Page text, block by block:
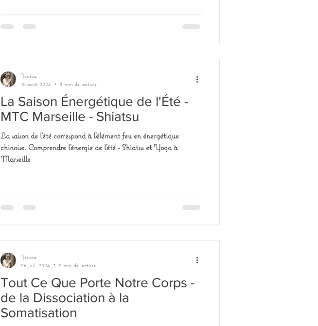
La Saison Énergétique de l'Été -
MTC Marseille - Shiatsu
La saison de l'été correspond à l'élément feu en énergétique
chinoise. Comprendre l'énergie de l'été - Shiatsu et Yoga à
Marseille
Jessica
10 août 2024
3 min de lecture
Tout Ce Que Porte Notre Corps -
de la Dissociation à la
Somatisation
Jessica
26 juil. 2024
2 min de lecture